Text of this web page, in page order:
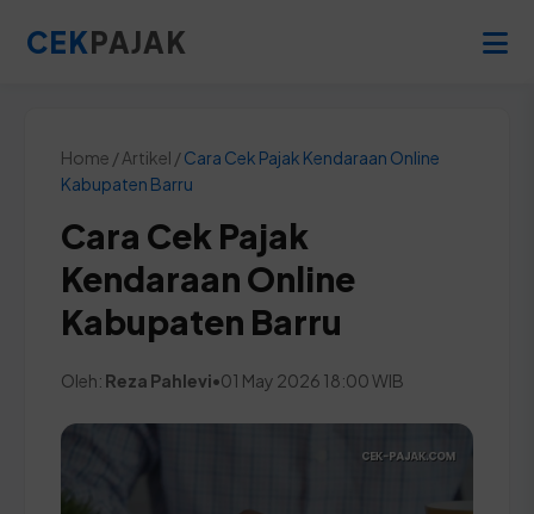
CEKPAJAK
Home / Artikel /Cara Cek Pajak Kendaraan Online
Kabupaten Barru
Cara Cek Pajak
Kendaraan Online
Kabupaten Barru
Oleh: Reza Pahlevi•01 May 2026 18:00 WIB